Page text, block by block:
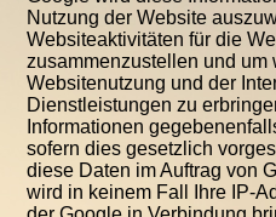
Nutzung der Website
Websiteaktivitäten für die
zusammenzustellen und um
Websitenutzung und der
Dienstleistungen zu
Informationen
sofern dies gesetzlich
diese Daten im Auftrag von
wird in keinem Fall Ihre IP-